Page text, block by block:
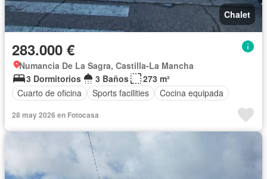
Chalet
283.000 €
Numancia De La Sagra, Castilla-La Mancha
3 Dormitorios
3 Baños
273 m²
Cuarto de oficina
Sports facilities Cocina equipada
28 may 2026 en Fotocasa